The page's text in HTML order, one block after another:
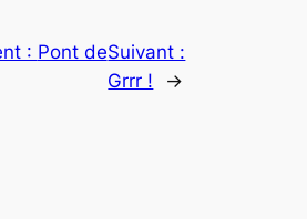
: Pont deSuivant :
Grrr !
→